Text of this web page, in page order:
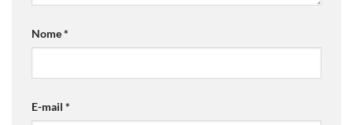
Nome*
E-mail *